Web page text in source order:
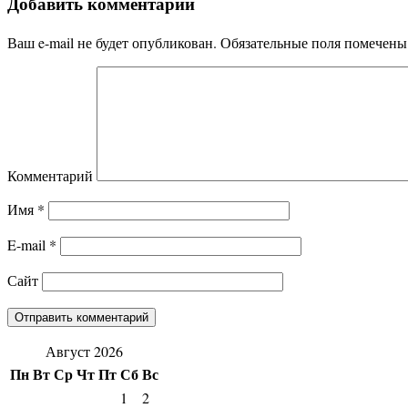
Ваш e-mail не будет опубликован. Обязательные поля
Комментарий
Имя *
E-mail *
Сайт
Август 2026
ПнВтСрЧтПтСбВс
1 2